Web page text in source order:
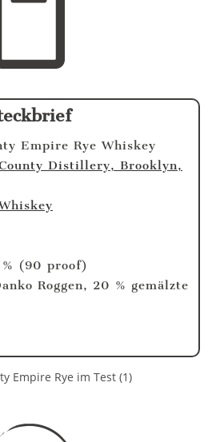
Empire Rye Whiskey
Distillery, Brooklyn,
(90 proof)
Roggen, 20 % gemälzte